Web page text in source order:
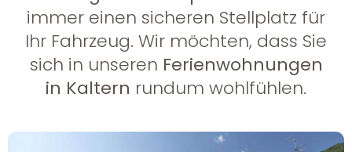
immer einen sicheren Stellplatz für
Ihr Fahrzeug. Wir möchten, dass Sie
sich in unseren Ferienwohnungen
in Kaltern rundum wohlfühlen.